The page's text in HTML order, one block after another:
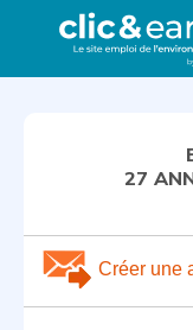
27
Créer une